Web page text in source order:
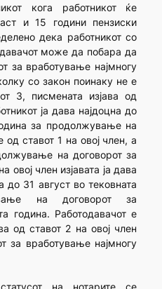
кога работникот ќе
и 15 години пензиски
дека работникот со
може да побара да
за вработување најмногу
со закон поинаку не е
3, писмената изјава од
ја дава најдоцна до
за продолжување на
ставот 1 на овој член, а
на договорот за
овој член изјавата ја дава
31 август во тековната
на договорот за
година. Работодавачот е
од ставот 2 на овој член
за вработување најмногу